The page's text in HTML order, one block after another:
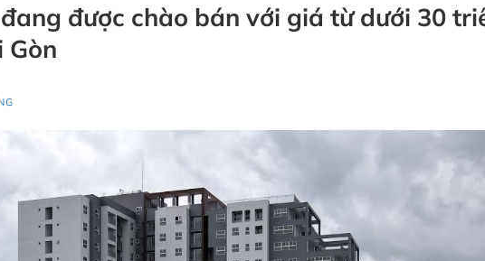
được chào bán với giá từ dưới 30
Gòn